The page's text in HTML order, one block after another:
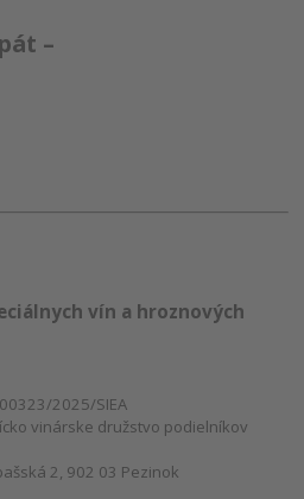
–
vín a hroznových
2025/SIEA
vinárske družstvo podielníkov
2, 902 03 Pezinok